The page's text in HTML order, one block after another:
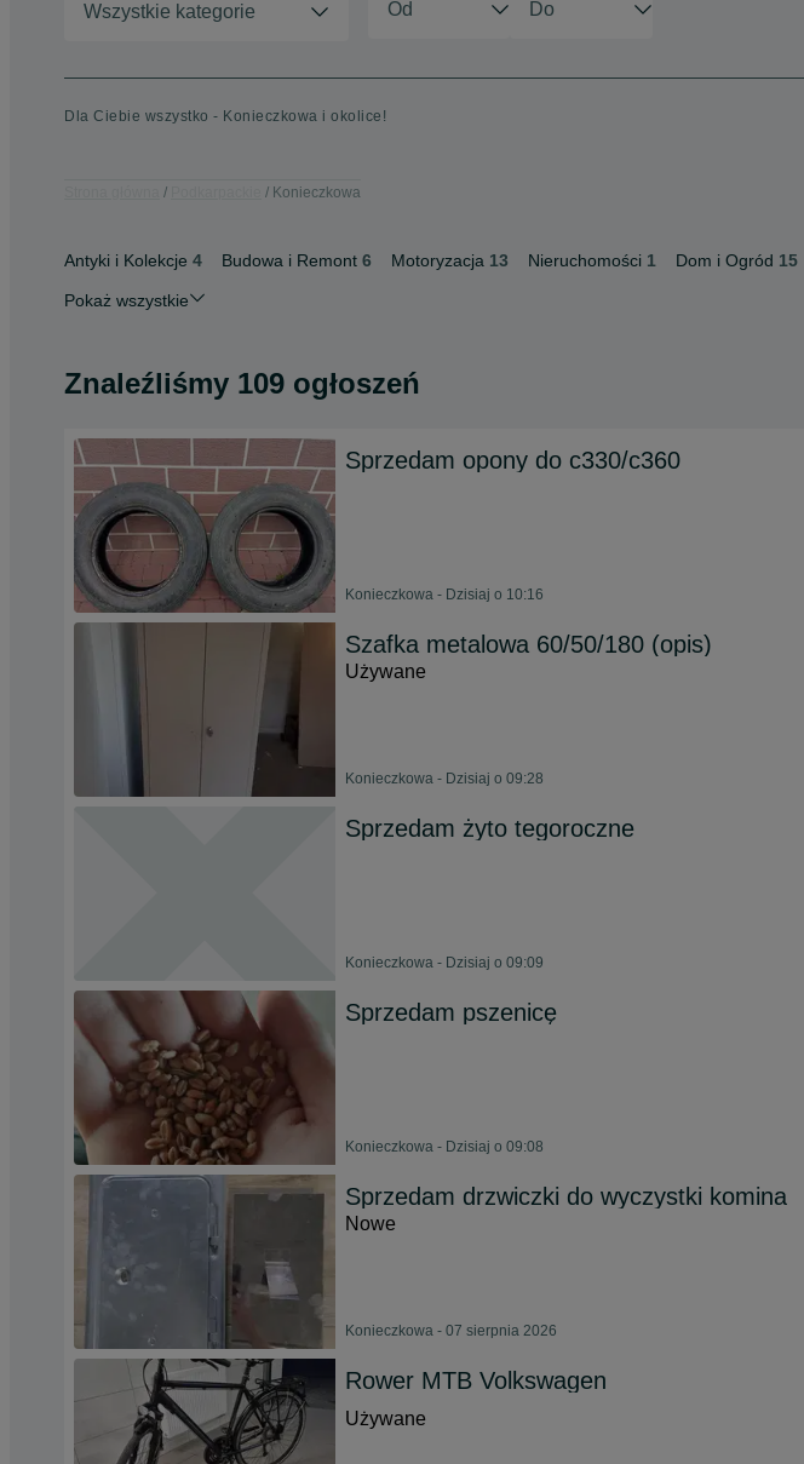
Wszystkie kategorie
Dla Ciebie wszystko - Konieczkowa i okolice!
Konieczkowa
Antyki i Kolekcje 4 Budowa i Remont 6 Motoryzacja 13 Nieruchomości 1 Dom i Ogród 15
Pokaż wszystkie
Znaleźliśmy 109 ogłoszeń
Sprzedam opony do c330/c360
Konieczkowa - Dzisiaj o 10:16
Szafka metalowa 60/50/180 (opis)
Używane
Konieczkowa - Dzisiaj o 09:28
Sprzedam żyto tegoroczne
Konieczkowa - Dzisiaj o 09:09
Sprzedam pszenicę
Konieczkowa - Dzisiaj o 09:08
Sprzedam drzwiczki do wyczystki komina
Nowe
Konieczkowa - 07 sierpnia 2026
Rower MTB Volkswagen
Używane